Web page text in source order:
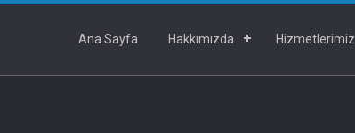
Ana Sayfa Hakkımızda Hizmetlerimiz